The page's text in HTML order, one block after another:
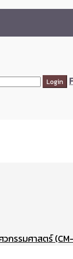
กรรมศาสตร์